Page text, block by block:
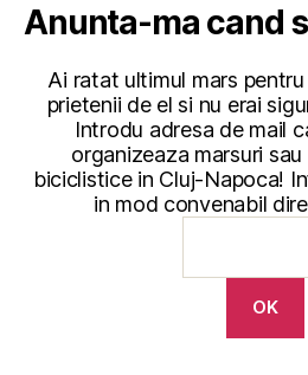
Anunta-ma cand
Ai ratat ultimul mars
prietenii de el si nu erai
Introdu adresa de mail
organizeaza marsuri
biciclistice in Cluj-Napoca!
in mod convenabil